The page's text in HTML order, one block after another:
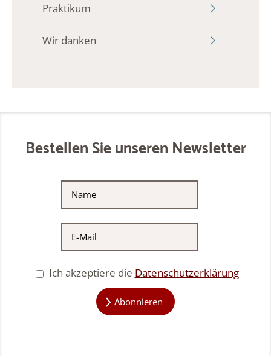
Praktikum
Wir danken
Bestellen Sie unseren Newsletter
Ich akzeptiere die Datenschutzerklärung
Abonnieren